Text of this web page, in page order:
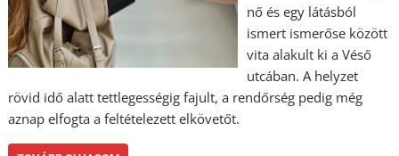
nő és egy látásból
ismert ismerőse között
vita alakult ki a Véső
utcában. A helyzet
rövid idő alatt tettlegességig fajult, a rendőrség pedig még
aznap elfogta a feltételezett elkövetőt.